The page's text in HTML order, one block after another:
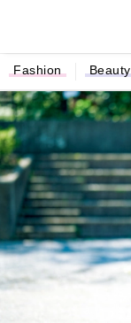
Fashion Beauty